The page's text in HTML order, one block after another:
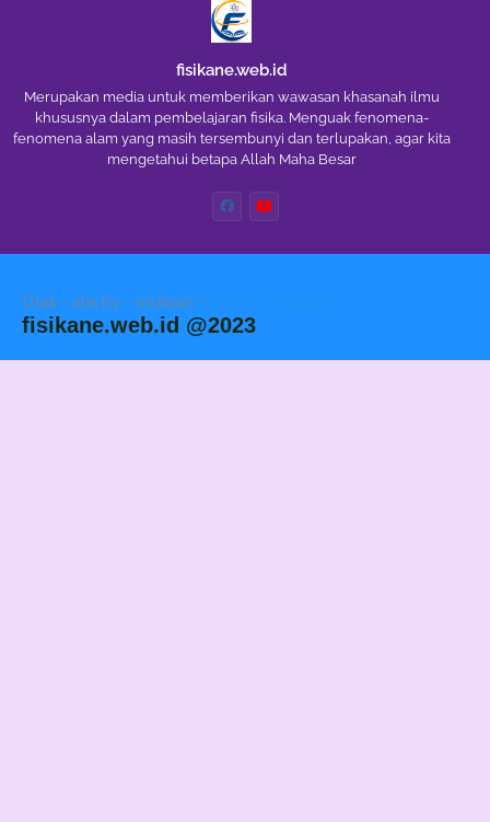
fisikane.web.id
Merupakan media untuk memberikan wawasan khasanah ilmu
khususnya dalam pembelajaran fisika. Menguak fenomena-
fenomena alam yang masih tersembunyi dan terlupakan, agar kita
mengetahui betapa Allah Maha Besar
Otak - atik by - mr.iksan Blogger Templates
fisikane.web.id @2023